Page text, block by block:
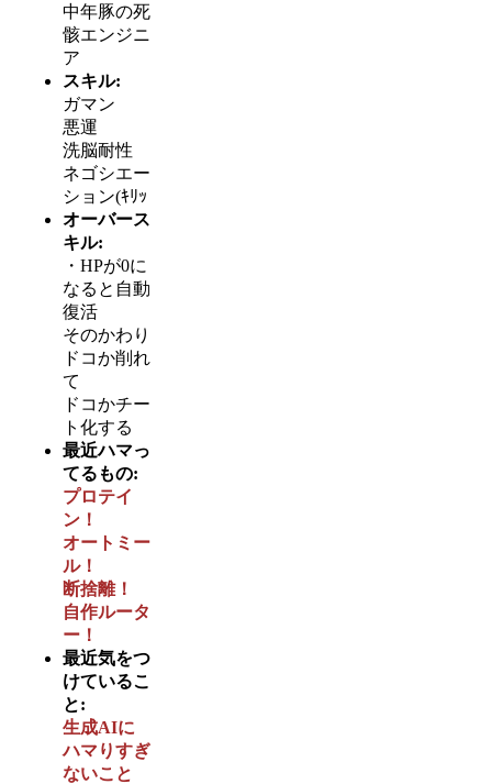
中年豚の死
骸エンジニ
ア
スキル:
ガマン
悪運
洗脳耐性
ネゴシエー
ション(ｷﾘｯ
オーバース
キル:
・HPが0に
なると自動
復活
そのかわり
ドコか削れ
て
ドコかチー
ト化する
最近ハマっ
てるもの:
プロテイ
ン！
オートミー
ル！
断捨離！
自作ルータ
ー！
最近気をつ
けているこ
と:
生成AIに
ハマりすぎ
ないこと